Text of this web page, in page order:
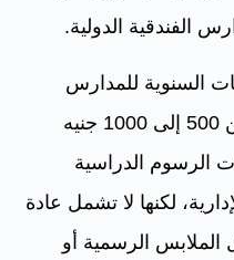
الفندقية الدولية.
السنوية للمدارس
الحكومية للتعليم الفندقي ما بين 500 إلى 1000 جنيه
الدراسية
لكنها لا تشمل عادة
الرسمية أو